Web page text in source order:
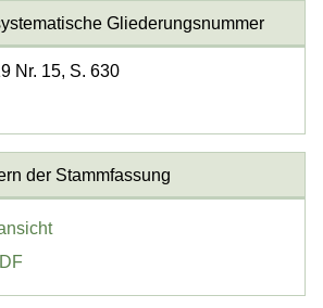
Gliederungsnummer
Nr. 15, S. 630
der Stammfassung